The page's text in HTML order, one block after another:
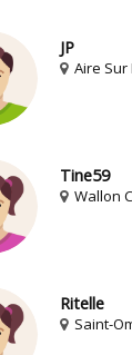
JP
Aire Sur
Tine59
Wallon
Ritelle
Saint-